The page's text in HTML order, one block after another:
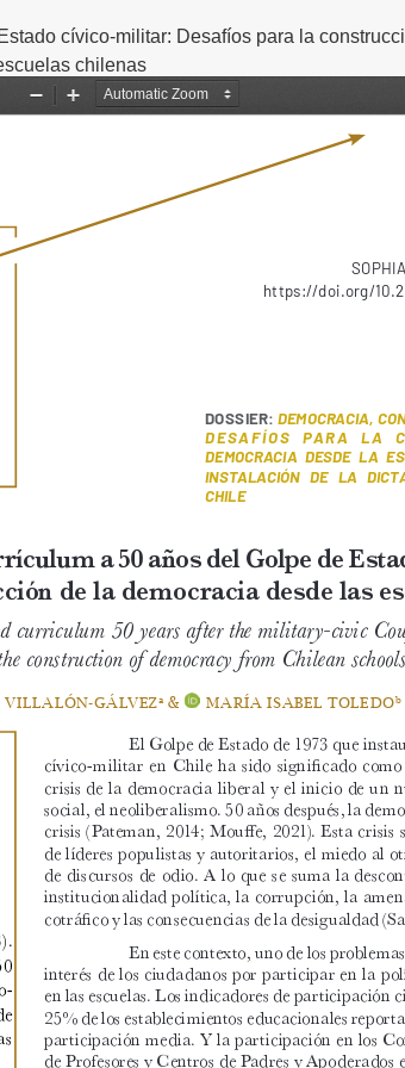
cívico-militar: Desafíos para la
chilenas